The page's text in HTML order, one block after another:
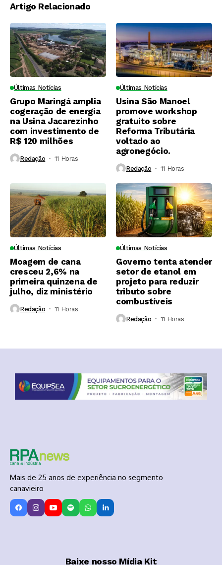
Artigo Relacionado
Últimas Notícias
Grupo Maringá amplia
cogeração de energia
na Usina Jacarezinho
com investimento de
R$ 120 milhões
Redação 11 Horas ⁮
Últimas Notícias
Usina São Manoel
promove workshop
gratuito sobre
Reforma Tributária
voltado ao
agronegócio.
Redação 11 Horas ⁮
Últimas Notícias
Moagem de cana
cresceu 2,6% na
primeira quinzena de
julho, diz ministério
Redação 11 Horas ⁮
Últimas Notícias
Governo tenta atender
setor de etanol em
projeto para reduzir
tributo sobre
combustíveis
Redação 11 Horas ⁮
Mais de 25 anos de experiência no segmento
canavieiro
Baixe nosso Mídia Kit